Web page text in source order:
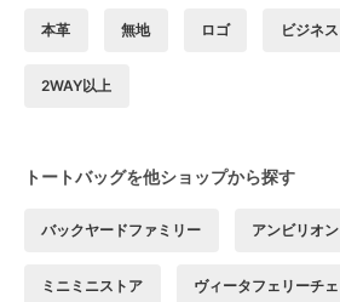
本革 無地 ロゴ ビジネス
2WAY以上
トートバッグを他ショップから探す
バックヤードファミリー アンビリオン
ミニミニストア ヴィータフェリーチェ